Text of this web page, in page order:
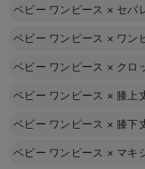
ベビー ワンピース × セパ
ベビー ワンピース × ワン
ベビー ワンピース × クロ
ベビー ワンピース × 膝上
ベビー ワンピース × 膝下
ベビー ワンピース × マキ